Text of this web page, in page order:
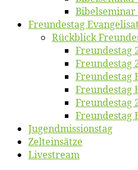
Bibelsemi­nar
Freun­des­tag
Rück­blick
Freun­des­tag
Freun­des­tag
Freun­des­tag
Freun­des­tag
Freun­des­tag
Freun­des­tag
Jugend­mis­sions­tag
Zelt­ein­sät­ze
Live­stream